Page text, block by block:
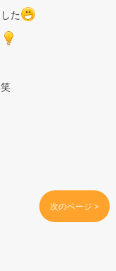
た
次のページ >